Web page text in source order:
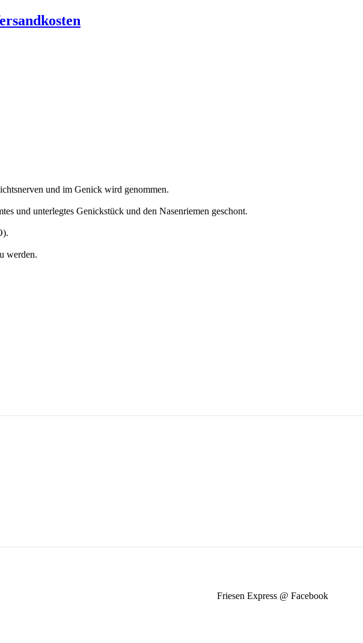
und im Genick wird genommen.
und unterlegtes Genickstück und den Nasenriemen geschont.
werden.
Friesen Express @ Facebook